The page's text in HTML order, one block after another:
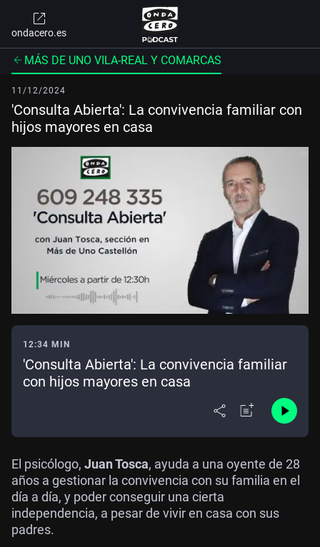
ondacero.es
MÁS DE UNO VILA-REAL Y COMARCAS
11/12/2024
'Consulta Abierta': La convivencia familiar con
hijos mayores en casa
12:34 MIN
'Consulta Abierta': La convivencia familiar
con hijos mayores en casa
El psicólogo, Juan Tosca, ayuda a una oyente de 28
años a gestionar la convivencia con su familia en el
día a día, y poder conseguir una cierta
independencia, a pesar de vivir en casa con sus
padres.